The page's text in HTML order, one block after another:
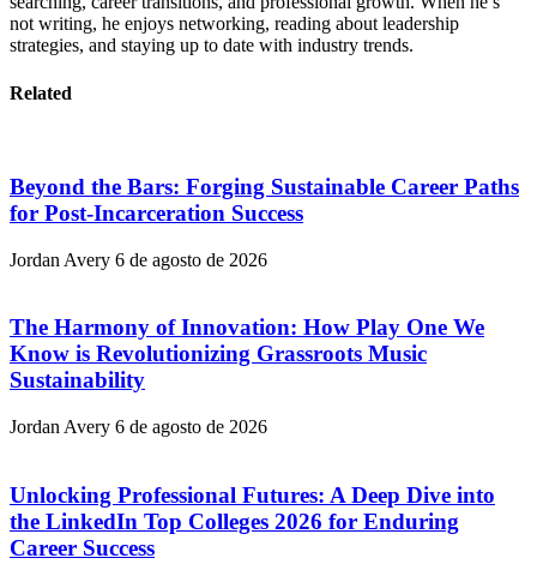
not writing, he enjoys networking, reading about leadership
strategies, and staying up to date with industry trends.
Related
Beyond the Bars: Forging Sustainable Career Paths
for Post-Incarceration Success
Jordan Avery 6 de agosto de 2026
The Harmony of Innovation: How Play One We
Know is Revolutionizing Grassroots Music
Sustainability
Jordan Avery 6 de agosto de 2026
Unlocking Professional Futures: A Deep Dive into
the LinkedIn Top Colleges 2026 for Enduring
Career Success